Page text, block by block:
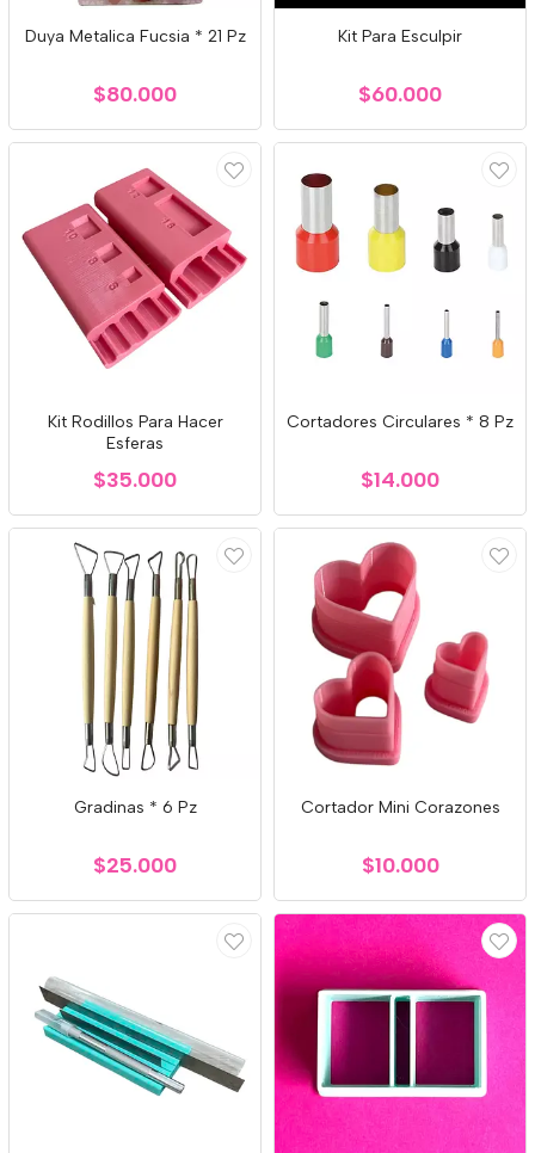
Duya Metalica Fucsia * 21 Pz
$80.000
Kit Para Esculpir
$60.000
Kit Rodillos Para Hacer
Esferas
$35.000
Cortadores Circulares * 8 Pz
$14.000
Gradinas * 6 Pz
$25.000
Cortador Mini Corazones
$10.000